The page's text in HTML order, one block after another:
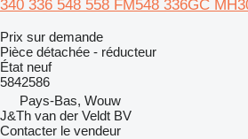
340 336 548 558 FM548 336GC
Prix sur demande
Pièce détachée - réducteur
État neuf
5842586
Pays-Bas, Wouw
J&Th van der Veldt BV
Contacter le vendeur